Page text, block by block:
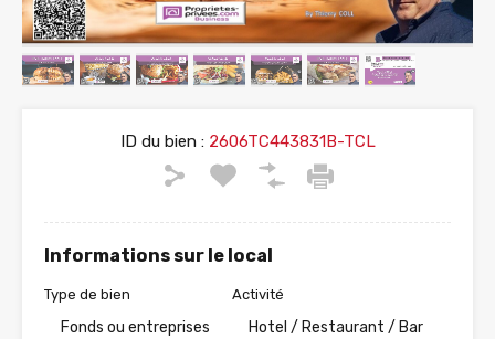
ID du bien :2606TC443831B-TCL
Informations sur le local
Type de bien
Fonds ou entreprises
Activité
Hotel / Restaurant / Bar